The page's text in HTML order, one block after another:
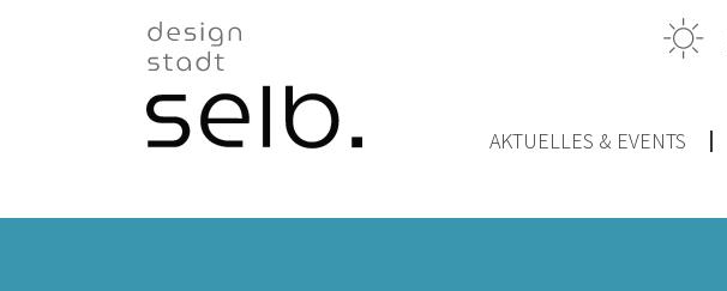
AKTUELLES & EVENTS